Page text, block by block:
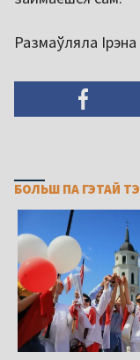
Размаўляла
БОЛЬШ ПА ГЭТАЙ